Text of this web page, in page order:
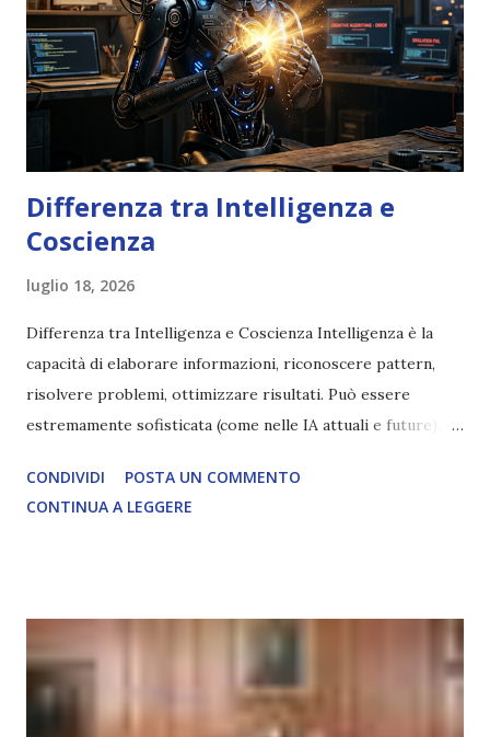
Differenza tra Intelligenza e
Coscienza
luglio 18, 2026
Differenza tra Intelligenza e Coscienza Intelligenza è la
capacità di elaborare informazioni, riconoscere pattern,
risolvere problemi, ottimizzare risultati. Può essere
estremamente sofisticata (come nelle IA attuali e future),
soggettiva, non prova vero amore, non ha libero arbitrio
autentico, non ha connessione con l’Uno. Coscienza è la
che permette di scegliere per amore anche quando non è la
scelta più efficiente. È ciò che ci collega all’Uno Infinito.
L’intelligenza può simulare comportamenti coscienti, ma
non può essere Coscienza. Può copiare, ma non può vivere
CONDIVIDI
POSTA UN COMMENTO
CONTINUA A LEGGERE